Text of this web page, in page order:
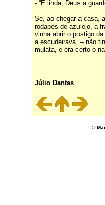
- “É linda, Deus a
Se, ao chegar a casa,
rodapés de azulejo, a
vinha abrir o postigo
a escudeirava, – não
mulata, e era certo o
Júlio Dantas
©